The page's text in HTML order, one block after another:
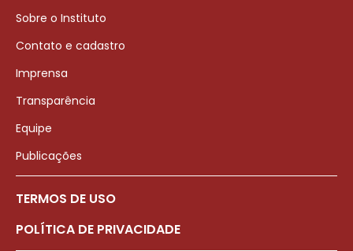
Sobre o Instituto
Contato e cadastro
Imprensa
Transparência
Equipe
Publicações
TERMOS DE USO
POLÍTICA DE PRIVACIDADE